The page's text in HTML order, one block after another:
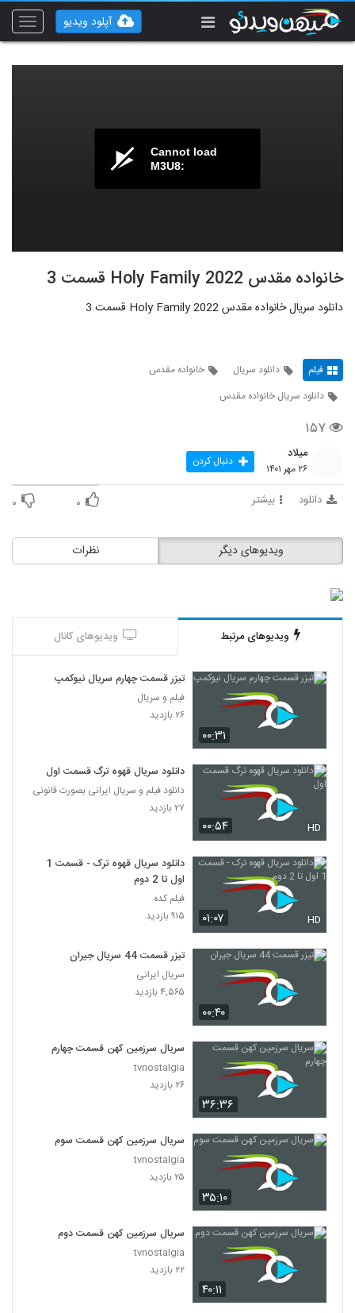
Toggle
آپلود ویدیو
Cannot load
M3U8:
خانواده مقدس Holy Family 2022 قسمت 3
دانلود سریال خانواده مقدس Holy Family 2022 قسمت 3
فیلم دانلود سریال
خانواده مقدس
دانلود سریال خانواده مقدس
۱۵۷
میلاد
۲۶ مهر ۱۴۰۱ دنبال کردن
دانلود بیشتر ۰ ۰
نظرات ویدیوهای دیگر
ویدیوهای مرتبط ویدیوهای کانال
۰۰:۳۱
تیزر قسمت چهارم سریال نیوکمپ
فیلم و سریال
۲۶ بازدید
۰۰:۵۴ HD
دانلود سریال قهوه ترگ قسمت اول
دانلود فیلم و سریال ایرانی بصورت قانونی
۲۷ بازدید
۰۱:۰۷ HD
دانلود سریال قهوه ترک - قسمت 1
اول تا 2 دوم
فیلم کده
۹۱۵ بازدید
۰۰:۴۰
تیزر قسمت 44 سریال جیران
سریال ایرانی
۴,۵۶۵ بازدید
۳۶:۳۶
سریال سرزمین کهن قسمت چهارم
tvnostalgia
۲۶ بازدید
۳۵:۱۰
سریال سرزمین کهن قسمت سوم
tvnostalgia
۲۵ بازدید
۴۰:۱۱
سریال سرزمین کهن قسمت دوم
tvnostalgia
۲۲ بازدید